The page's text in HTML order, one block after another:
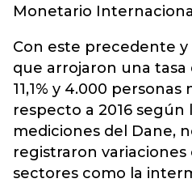
Monetario
Con este precedente y
que arrojaron una
11,1% y 4.000
respecto a 2016 según
mediciones del Dane,
registraron variaciones
sectores como la